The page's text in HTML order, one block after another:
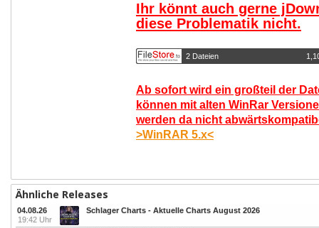
Ihr könnt auch gerne
diese Problematik nicht.
2 Dateien
Ab sofort wird ein großteil der
können mit alten WinRar
werden da nicht
>WinRAR 5.x<
Ähnliche Releases
04.08.26
19:42 Uhr
Schlager Charts - Aktuelle Charts August 2026